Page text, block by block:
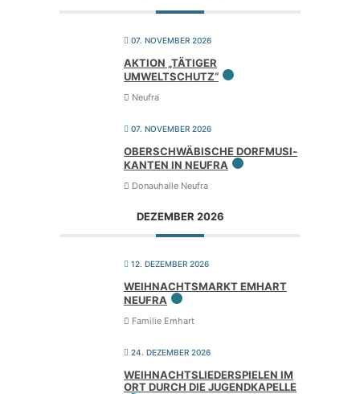
07. NOVEMBER 2026
AKTI­ON „TÄTI­GER
UMWELTSCHUTZ“
Neufra
07. NOVEMBER 2026
OBER­SCHWÄ­BI­SCHE DORF­MU­SI­
KAN­TEN IN NEUFRA
Donauhalle Neufra
DEZEMBER 2026
12. DEZEMBER 2026
WEIH­NACHTS­MARKT EMHART
NEUFRA
Familie Emhart
24. DEZEMBER 2026
WEIH­NACHTS­LIE­DER­SPIE­LEN IM
ORT DURCH DIE JUGENDKAPELLE